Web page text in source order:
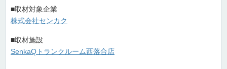
■取材対象企業
株式会社センカク
■取材施設
SenkaQトランクルーム西落合店